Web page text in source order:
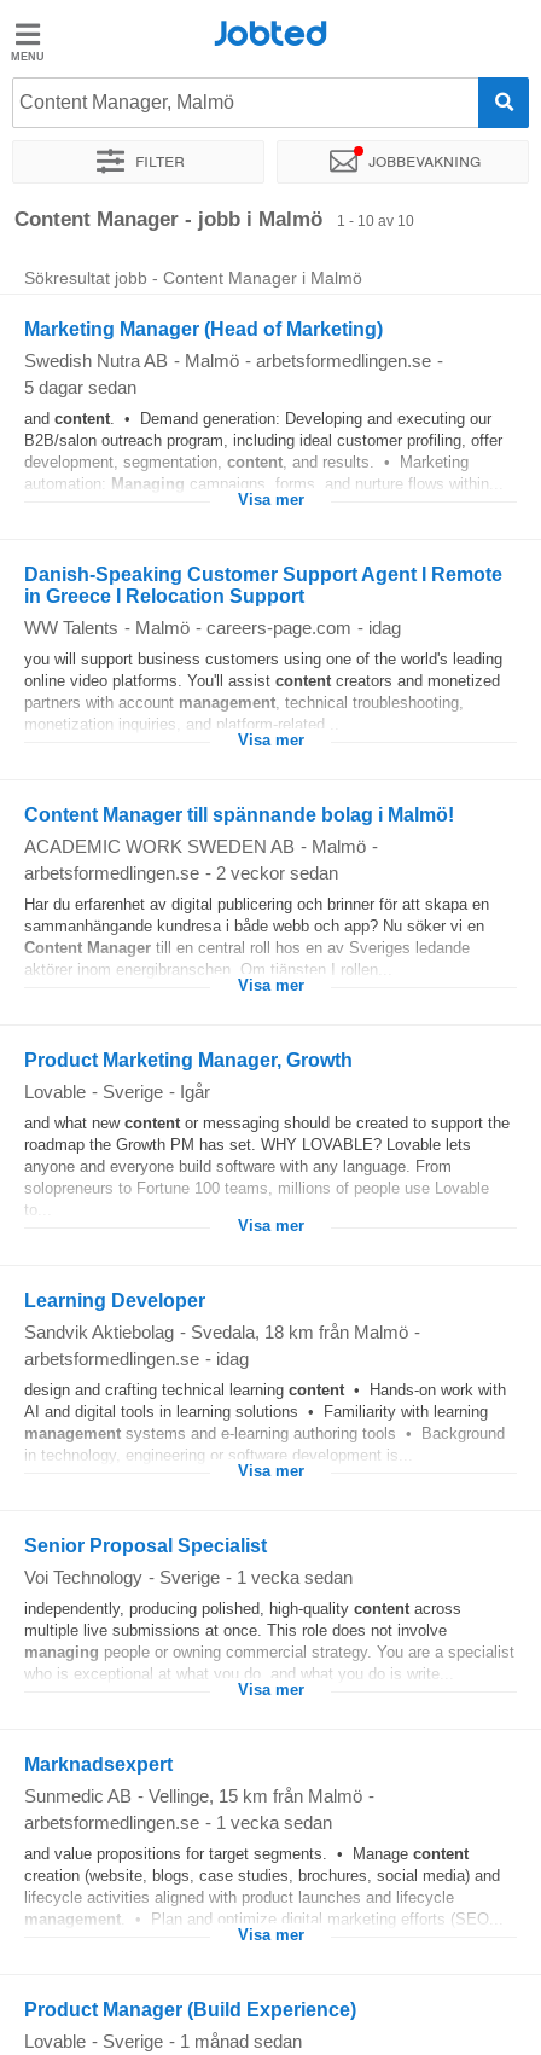
Jobted
Jobb
Jobted
Content Manager, Malmö
Filter Jobbevakning
Sortera efter Exakt plats Företag
Content Manager - jobb i Malmö 1 - 10 av 10
Sökresultat jobb - Content Manager i Malmö
Marketing Manager (Head of Marketing)
Swedish Nutra AB - Malmö - arbetsformedlingen.se -
5 dagar sedan
and content. • Demand generation: Developing and executing our
B2B/salon outreach program, including ideal customer profiling, offer
development, segmentation, content, and results. • Marketing
automation: Managing campaigns, forms, and nurture flows within...
Visa mer
Danish-Speaking Customer Support Agent I Remote
in Greece I Relocation Support
WW Talents - Malmö - careers-page.com - idag
you will support business customers using one of the world's leading
online video platforms. You'll assist content creators and monetized
partners with account management, technical troubleshooting,
monetization inquiries, and platform-related...
Visa mer
Content Manager till spännande bolag i Malmö!
ACADEMIC WORK SWEDEN AB - Malmö -
arbetsformedlingen.se - 2 veckor sedan
Har du erfarenhet av digital publicering och brinner för att skapa en
sammanhängande kundresa i både webb och app? Nu söker vi en
Content Manager till en central roll hos en av Sveriges ledande
aktörer inom energibranschen. Om tjänsten I rollen...
Visa mer
Product Marketing Manager, Growth
Lovable - Sverige - Igår
and what new contentor messaging should be created to support the
roadmap the Growth PM has set. WHY LOVABLE? Lovable lets
anyone and everyone build software with any language. From
solopreneurs to Fortune 100 teams, millions of people use Lovable
to...
Visa mer
Learning Developer
Sandvik Aktiebolag - Svedala, 18 km från Malmö -
arbetsformedlingen.se - idag
design and crafting technical learning content• Hands-on work with
AI and digital tools in learning solutions • Familiarity with learning
management systems and e-learning authoring tools • Background
in technology, engineering or software development is...
Visa mer
Senior Proposal Specialist
Voi Technology - Sverige - 1 vecka sedan
independently, producing polished, high-quality contentacross
multiple live submissions at once. This role does not involve
managing people or owning commercial strategy. You are a specialist
who is exceptional at what you do, and what you do is write...
Visa mer
Marknadsexpert
Sunmedic AB - Vellinge, 15 km från Malmö -
arbetsformedlingen.se - 1 vecka sedan
and value propositions for target segments. • Manage content
creation (website, blogs, case studies, brochures, social media) and
lifecycle activities aligned with product launches and lifecycle
management . • Plan and optimize digital marketing efforts (SEO...
Visa mer
Product Manager (Build Experience)
Lovable - Sverige - 1 månad sedan